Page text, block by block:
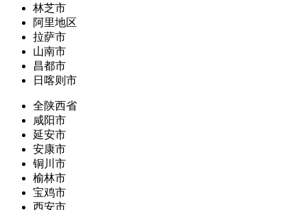
林芝市
阿里地区
拉萨市
山南市
昌都市
日喀则市
全陕西省
咸阳市
延安市
安康市
铜川市
榆林市
宝鸡市
西安市